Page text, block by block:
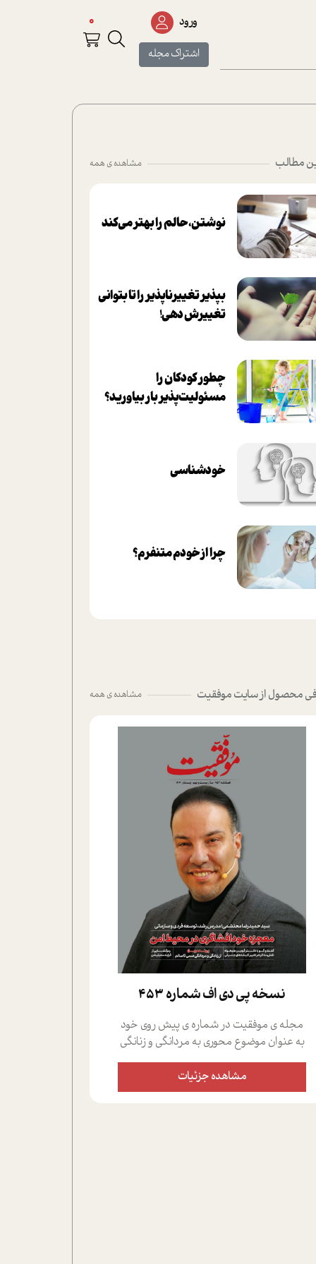
ورود
اشتراک مجله
0
مطالب مشاهده ی همه
نوشتن، حالم را بهتر می‌کند
بپذير تغييرناپذير را تا بتواني
تغييرش دهي!‏
چطور کودکان را
مسئولیت‌پذیر بار بیاورید؟
خودشناسی
چرا از خودم متنفرم؟
محصول از سایت موفقیت مشاهده ی همه
نسخه پي دي اف شماره 453
مجله ی موفقیت در شماره ی پیش روی خود
به عنوان موضوع محوری به مردانگی و زنانگی
سمی پرداخته است؛ علاوه بر این که؛ گفت و
گویی اختصاصی داشته ایم با فردین علیخواه،
جامعه شناس در بخش های مختلف تلاش
مشاهده جزئیات